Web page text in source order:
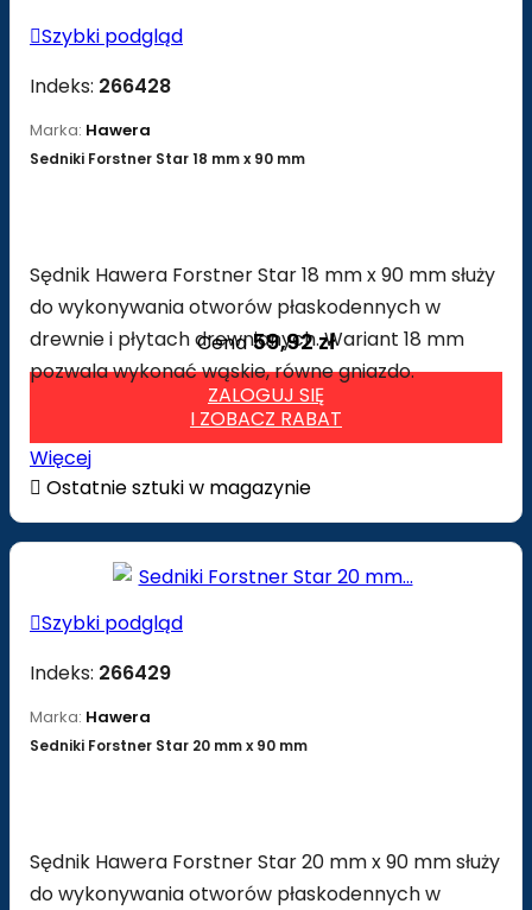
Szybki podgląd
Indeks: 266428
Marka: Hawera
Sedniki Forstner Star 18 mm x 90 mm
Sędnik Hawera Forstner Star 18 mm x 90 mm służy
do wykonywania otworów płaskodennych w
drewnie i płytach drewnianych. Wariant 18 mm
pozwala wykonać wąskie, równe gniazdo.
Cena59,92 zł
ZALOGUJ SIĘ
I ZOBACZ RABAT
Więcej
 Ostatnie sztuki w magazynie
Szybki podgląd
Indeks: 266429
Marka: Hawera
Sedniki Forstner Star 20 mm x 90 mm
Sędnik Hawera Forstner Star 20 mm x 90 mm służy
do wykonywania otworów płaskodennych w